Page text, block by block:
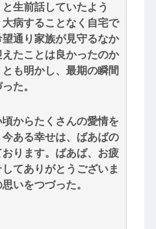
生前話していたよう
病することなく自宅で
通り家族が見守るなか
たことは良かったのか
も明かし、最期の瞬間
た。
からたくさんの愛情を
ある幸せは、ばあばの
ります。ばあば、お疲
てありがとうございま
いをつづった。